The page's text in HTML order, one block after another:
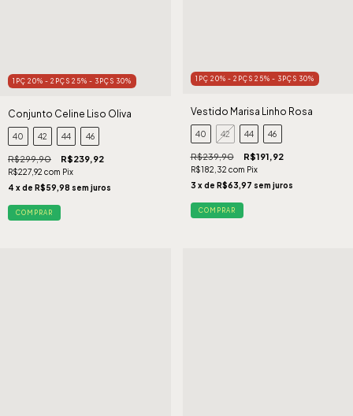
1PÇ 20% - 2PÇS 25% - 3PÇS 30%
Conjunto Celine Liso Oliva
40 42 44 46
R$299,90 R$239,92
R$227,92 com Pix
4 x de R$59,98 sem juros
COMPRAR
1PÇ 20% - 2PÇS 25% - 3PÇS 30%
Vestido Marisa Linho Rosa
40 42 44 46
R$239,90 R$191,92
R$182,32 com Pix
3 x de R$63,97 sem juros
COMPRAR